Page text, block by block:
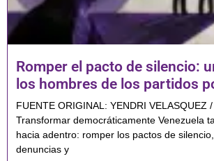
Romper el pacto de silencio:
los hombres de los partidos
FUENTE ORIGINAL: YENDRI VELASQUEZ
Transformar democráticamente Venezuela
hacia adentro: romper los pactos de
denuncias y